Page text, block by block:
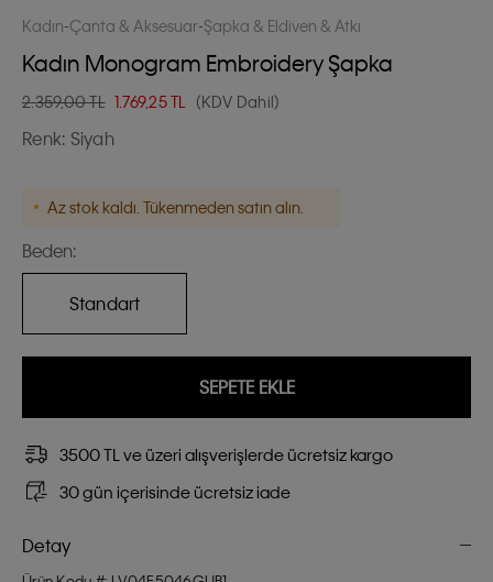
Kadın Çanta & Aksesuar Şapka & Eldiven & Atkı
Kadın Monogram Embroidery Şapka
2.359,00 TL 1.769,25TL (KDV Dahil)
Renk: Siyah
Az stok kaldı. Tükenmeden satın alın.
Beden:
Standart
SEPETE EKLE
3500 TL ve üzeri alışverişlerde ücretsiz kargo
30 gün içerisinde ücretsiz iade
Detay